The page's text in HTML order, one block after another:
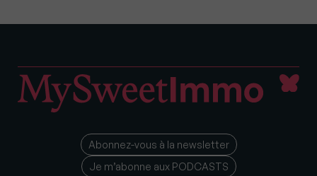
Abonnez-vous à la newsletter
Je m’abonne aux PODCASTS